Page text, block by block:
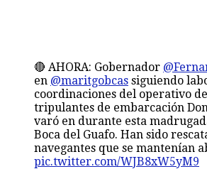
🔴 AHORA: Gobernador
en @maritgobcas siguiendo
coordinaciones del operativo
tripulantes de embarcación
varó en durante esta
Boca del Guafo. Han sido
navegantes que se mantenían
pic.twitter.com/WJB8xW5yM9